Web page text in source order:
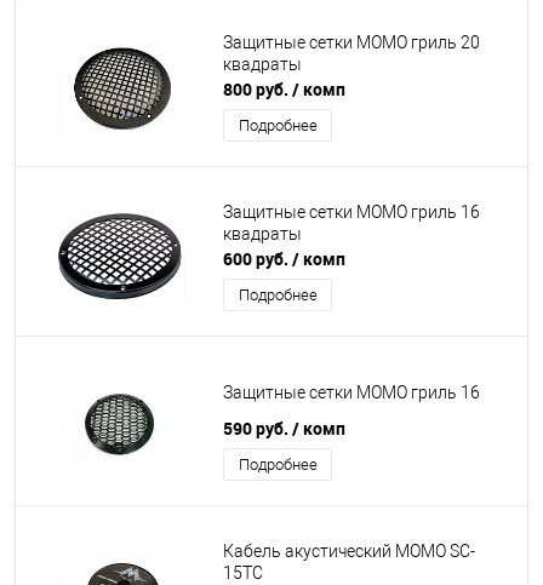
Защитные сетки MOMO гриль 20
квадраты
800 руб. / комп
Подробнее
Защитные сетки MOMO гриль 16
квадраты
600 руб. / комп
Подробнее
Защитные сетки MOMO гриль 16
590 руб. / комп
Подробнее
Кабель акустический MOMO SC-
15TC